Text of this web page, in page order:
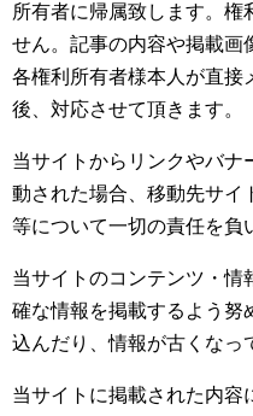
所有者に帰属致します。権
せん。記事の内容や掲載画
各権利所有者様本人が直接
後、対応させて頂きます。
当サイトからリンクやバナ
動された場合、移動先サイ
等について一切の責任を負
当サイトのコンテンツ・情
確な情報を掲載するよう努
込んだり、情報が古くなっ
当サイトに掲載された内容